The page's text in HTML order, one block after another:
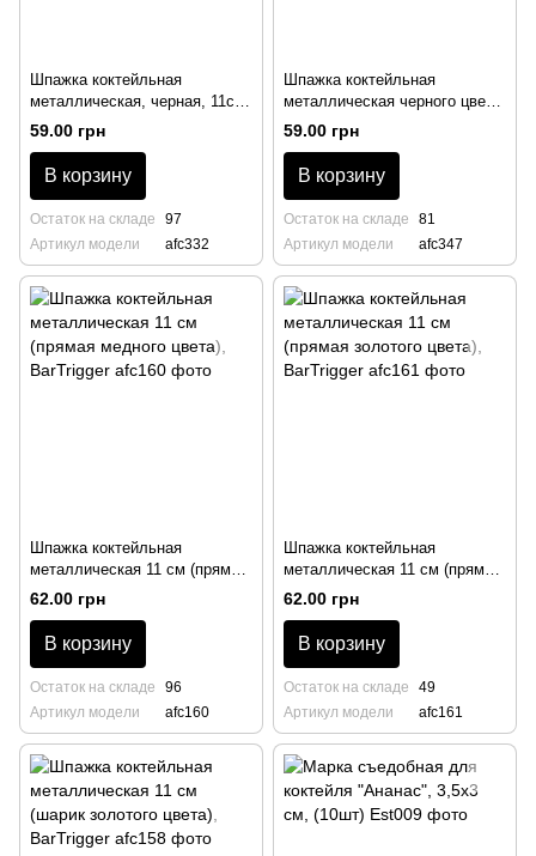
Шпажка коктейльная
металлическая, черная, 11см
(жемчужина)
59.00 грн
В корзину
Остаток на складе
97
Артикул модели
afc332
Шпажка коктейльная
металлическая черного цвета
(кольцо),11 см
59.00 грн
В корзину
Остаток на складе
81
Артикул модели
afc347
Шпажка коктейльная
металлическая 11 см (прямая
медного цвета), BarTrigger
62.00 грн
В корзину
Остаток на складе
96
Артикул модели
afc160
Шпажка коктейльная
металлическая 11 см (прямая
золотого цвета), BarTrigger
62.00 грн
В корзину
Остаток на складе
49
Артикул модели
afc161